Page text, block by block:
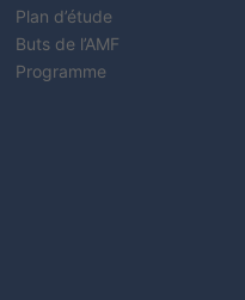
Plan d’étude
Buts de l’AMF
Programme